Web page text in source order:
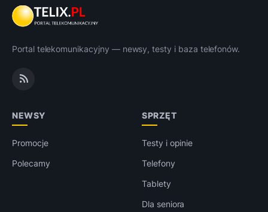
Portal telekomunikacyjny — newsy, testy i baza telefonów.
NEWSY
Promocje
Polecamy
SPRZĘT
Testy i opinie
Telefony
Tablety
Dla seniora